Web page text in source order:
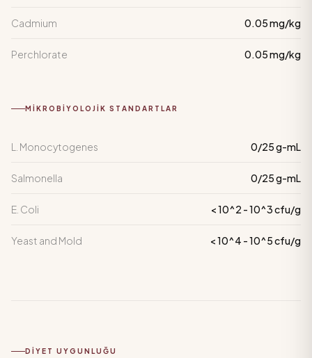
Cadmium 0.05 mg/kg
Perchlorate 0.05 mg/kg
MIKROBIYOLOJIK STANDARTLAR
L. Monocytogenes 0/25 g-mL
Salmonella 0/25 g-mL
E. Coli < 10^2 - 10^3 cfu/g
Yeast and Mold < 10^4 - 10^5 cfu/g
DIYET UYGUNLUĞU